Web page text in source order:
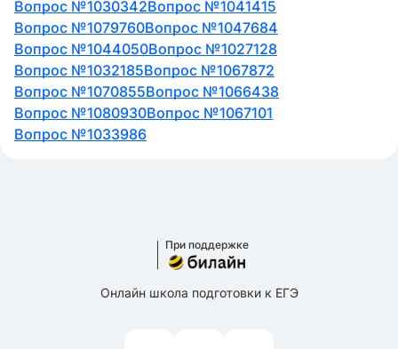
Вопрос №1030342Вопрос №1041415
Вопрос №1079760Вопрос №1047684
Вопрос №1044050Вопрос №1027128
Вопрос №1032185Вопрос №1067872
Вопрос №1070855Вопрос №1066438
Вопрос №1080930Вопрос №1067101
Вопрос №1033986
При поддержке
Онлайн школа подготовки к ЕГЭ